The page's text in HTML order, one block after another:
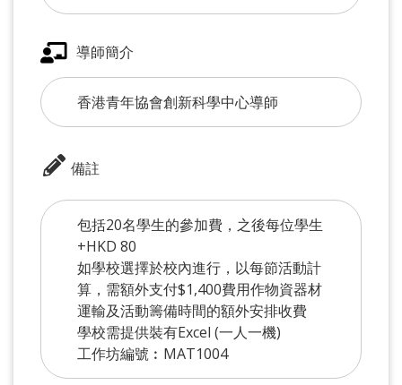
導師簡介
香港青年協會創新科學中心導師
備註
包括20名學生的參加費，之後每位學生
+HKD 80
如學校選擇於校內進行，以每節活動計
算，需額外支付$1,400費用作物資器材
運輸及活動籌備時間的額外安排收費
學校需提供裝有Excel (一人一機)
工作坊編號︰MAT1004